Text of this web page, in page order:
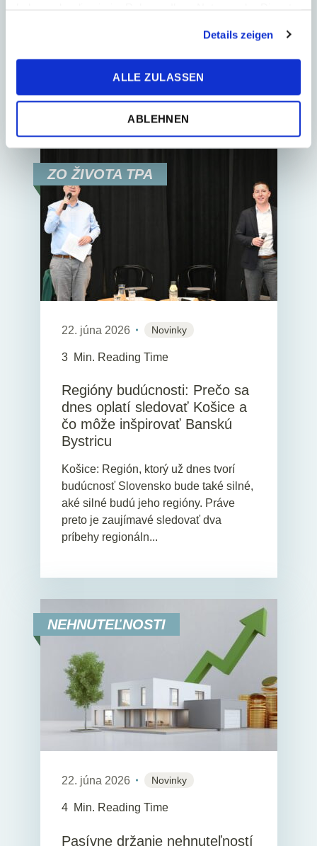
Details zeigen
ALLE ZULASSEN
ABLEHNEN
od 1. júna 2026 zavádza prechodné
ZO ŽIVOTA TPA
22. júna 2026 Novinky
3 Min. Reading Time
Regióny budúcnosti: Prečo sa
dnes oplatí sledovať Košice a
čo môže inšpirovať Banskú
Bystricu
Košice: Región, ktorý už dnes tvorí
budúcnosť Slovensko bude také silné,
aké silné budú jeho regióny. Práve
preto je zaujímavé sledovať dva
príbehy regionáln...
NEHNUTEĽNOSTI
22. júna 2026 Novinky
4 Min. Reading Time
Pasívne držanie nehnuteľností